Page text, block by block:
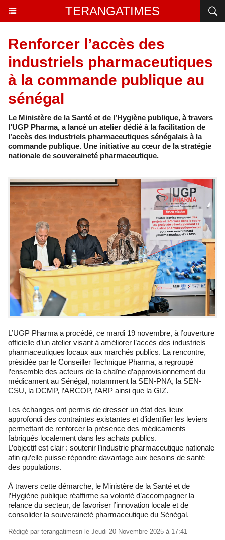
TERANGATIMES
Renforcer l’accès des
industriels pharmaceutiques
à la commande publique au
sénégal
Le Ministère de la Santé et de l’Hygiène publique, à travers
l’UGP Pharma, a lancé un atelier dédié à la facilitation de
l’accès des industriels pharmaceutiques sénégalais à la
commande publique. Une initiative au cœur de la stratégie
nationale de souveraineté pharmaceutique.
L’UGP Pharma a procédé, ce mardi 19 novembre, à l’ouverture
officielle d’un atelier visant à améliorer l’accès des industriels
pharmaceutiques locaux aux marchés publics. La rencontre,
présidée par le Conseiller Technique Pharma, a regroupé
l’ensemble des acteurs de la chaîne d’approvisionnement du
médicament au Sénégal, notamment la SEN-PNA, la SEN-
CSU, la DCMP, l’ARCOP, l’ARP ainsi que la GIZ.
Les échanges ont permis de dresser un état des lieux
approfondi des contraintes existantes et d’identifier les leviers
permettant de renforcer la présence des médicaments
fabriqués localement dans les achats publics.
L’objectif est clair : soutenir l’industrie pharmaceutique nationale
afin qu’elle puisse répondre davantage aux besoins de santé
des populations.
À travers cette démarche, le Ministère de la Santé et de
l’Hygiène publique réaffirme sa volonté d’accompagner la
relance du secteur, de favoriser l’innovation locale et de
consolider la souveraineté pharmaceutique du Sénégal.
Rédigé par terangatimesn le Jeudi 20 Novembre 2025 à 17:41